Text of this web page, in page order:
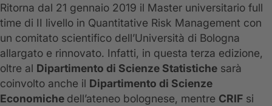
Ritorna dal 21 gennaio 2019 il Master universitario full
time di II livello in Quantitative Risk Management con
un comitato scientifico dell’Università di Bologna
allargato e rinnovato. Infatti, in questa terza edizione,
oltre al Dipartimento di Scienze Statistiche sarà
coinvolto anche il Dipartimento di Scienze
Economiche dell’ateneo bolognese, mentre CRIF si